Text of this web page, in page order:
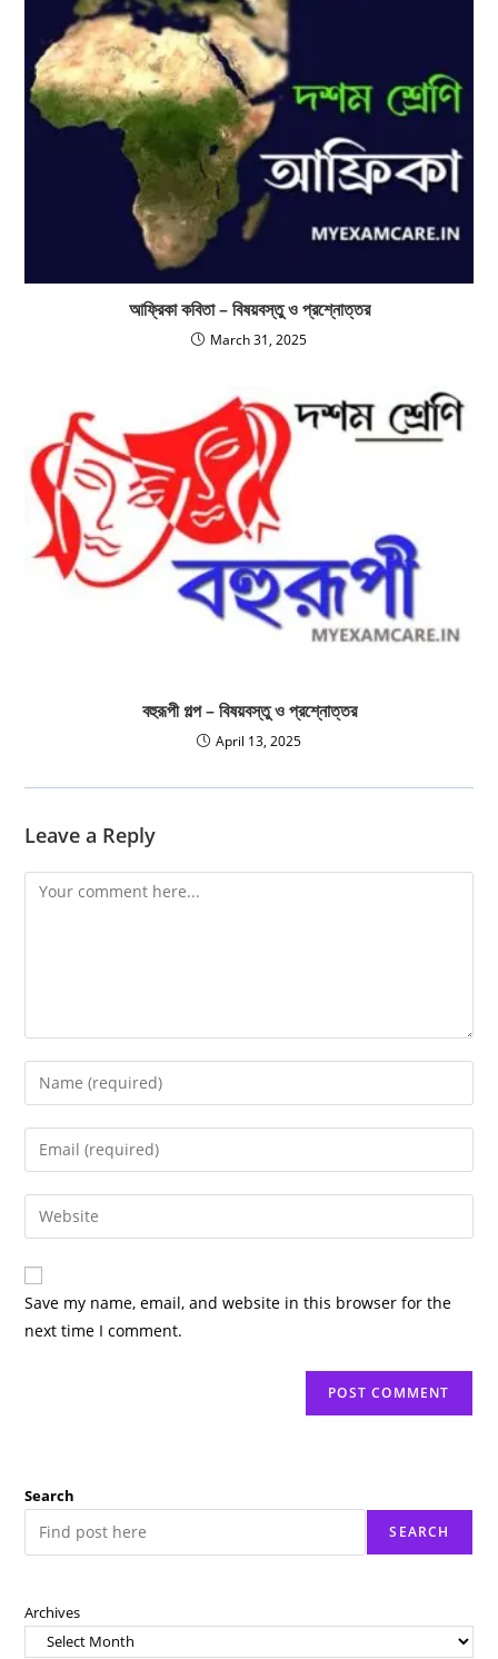
আফ্রিকা কবিতা – বিষয়বস্তু ও প্রশ্নোত্তর
March 31, 2025
বহুরূপী গল্প – বিষয়বস্তু ও প্রশ্নোত্তর
April 13, 2025
Leave a Reply
Comment
Enter
your
name
comment
Enter
your
email
address
comment
Enter
your
website
URL
(optional)
Save my name, email, and website in this browser for the
next time I comment.
Search
SEARCH
Archives